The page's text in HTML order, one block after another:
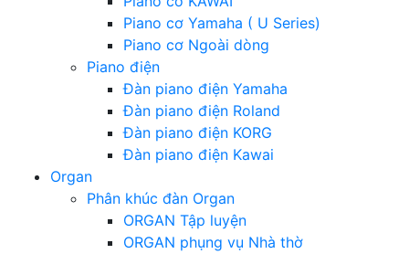
Piano cơ Yamaha ( U Series)
Piano cơ Ngoài dòng
Piano điện
Đàn piano điện Yamaha
Đàn piano điện Roland
Đàn piano điện KORG
Đàn piano điện Kawai
Organ
Phân khúc đàn Organ
ORGAN Tập luyện
ORGAN phụng vụ Nhà thờ